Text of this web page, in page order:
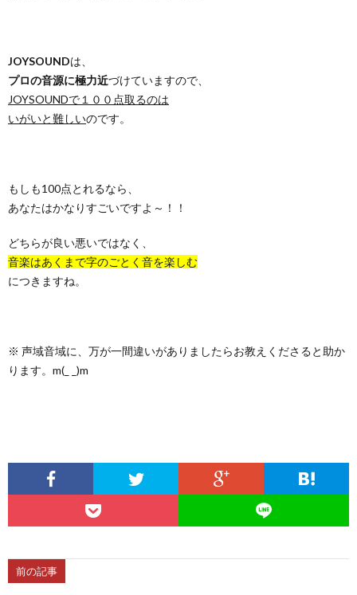
JOYSOUNDは、
プロの音源に極力近づけていますので、
JOYSOUNDで１００点取るのは
いがいと難しいのです。
もしも100点とれるなら、
あなたはかなりすごいですよ～！！
どちらが良い悪いではなく、
音楽はあくまで字のごとく音を楽しむ
につきますね。
※ 声域音域に、万が一間違いがありましたらお教えくださると助か
ります。m(_ _)m
前の記事